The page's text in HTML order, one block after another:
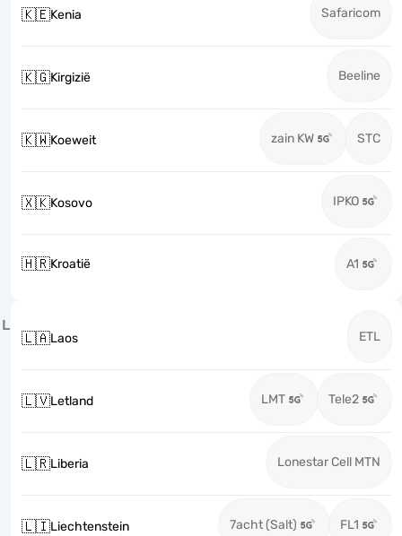
🇰🇪Kenia Safaricom
🇰🇬Kirgizië Beeline
🇰🇼Koeweit zain KW STC
🇽🇰Kosovo IPKO
🇭🇷Kroatië A1
L
🇱🇦Laos ETL
🇱🇻Letland LMT Tele2
🇱🇷Liberia Lonestar Cell MTN
🇱🇮Liechtenstein 7acht (Salt) FL1